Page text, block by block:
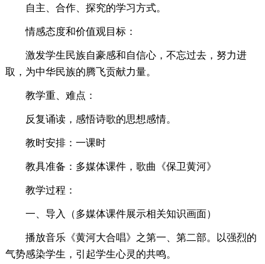
自主、合作、探究的学习方式。
情感态度和价值观目标：
激发学生民族自豪感和自信心，不忘过去，努力进
取，为中华民族的腾飞贡献力量。
教学重、难点：
反复诵读，感悟诗歌的思想感情。
教时安排：一课时
教具准备：多媒体课件，歌曲《保卫黄河》
教学过程：
一、导入（多媒体课件展示相关知识画面）
播放音乐《黄河大合唱》之第一、第二部。以强烈的
气势感染学生，引起学生心灵的共鸣。